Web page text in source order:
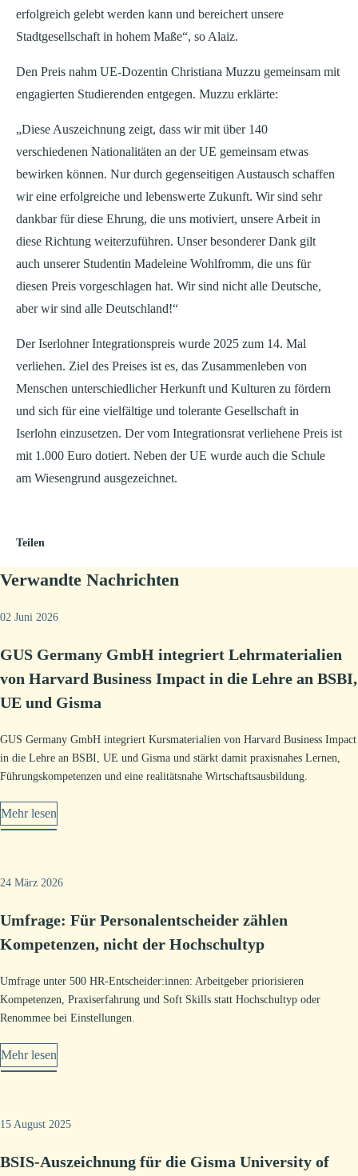
erfolgreich gelebt werden kann und bereichert unsere
Stadtgesellschaft in hohem Maße“, so Alaiz.
Den Preis nahm UE-Dozentin Christiana Muzzu gemeinsam mit
engagierten Studierenden entgegen. Muzzu erklärte:
„Diese Auszeichnung zeigt, dass wir mit über 140
verschiedenen Nationalitäten an der UE gemeinsam etwas
bewirken können. Nur durch gegenseitigen Austausch schaffen
wir eine erfolgreiche und lebenswerte Zukunft. Wir sind sehr
dankbar für diese Ehrung, die uns motiviert, unsere Arbeit in
diese Richtung weiterzuführen. Unser besonderer Dank gilt
auch unserer Studentin Madeleine Wohlfromm, die uns für
diesen Preis vorgeschlagen hat. Wir sind nicht alle Deutsche,
aber wir sind alle Deutschland!“
Der Iserlohner Integrationspreis wurde 2025 zum 14. Mal
verliehen. Ziel des Preises ist es, das Zusammenleben von
Menschen unterschiedlicher Herkunft und Kulturen zu fördern
und sich für eine vielfältige und tolerante Gesellschaft in
Iserlohn einzusetzen. Der vom Integrationsrat verliehene Preis ist
mit 1.000 Euro dotiert. Neben der UE wurde auch die Schule
am Wiesengrund ausgezeichnet.
Teilen
Verwandte Nachrichten
02 Juni 2026
GUS Germany GmbH integriert Lehrmaterialien
von Harvard Business Impact in die Lehre an BSBI,
UE und Gisma
GUS Germany GmbH integriert Kursmaterialien von Harvard Business Impact
in die Lehre an BSBI, UE und Gisma und stärkt damit praxisnahes Lernen,
Führungskompetenzen und eine realitätsnahe Wirtschaftsausbildung.
Mehr lesen
24 März 2026
Umfrage: Für Personalentscheider zählen
Kompetenzen, nicht der Hochschultyp
Umfrage unter 500 HR-Entscheider:innen: Arbeitgeber priorisieren
Kompetenzen, Praxiserfahrung und Soft Skills statt Hochschultyp oder
Renommee bei Einstellungen.
Mehr lesen
15 August 2025
BSIS-Auszeichnung für die Gisma University of